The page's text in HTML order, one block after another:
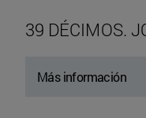
39 DÉCIMOS.
Más información